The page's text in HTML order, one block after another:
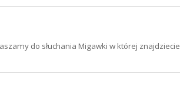
do słuchania Migawki w której znajdziecie